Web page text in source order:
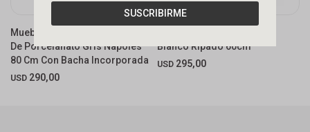
SUSCRIBIRME
Mueble De Baño Suspendido
De Porcelanato Gris Napoles
80 Cm Con Bacha Incorporada
USD 290,00
Blanco Ripado 60cm
USD 295,00